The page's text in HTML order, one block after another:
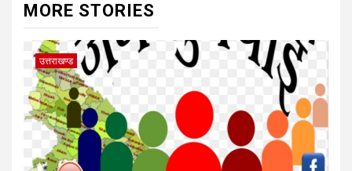
MORE STORIES
उत्तराखण्ड